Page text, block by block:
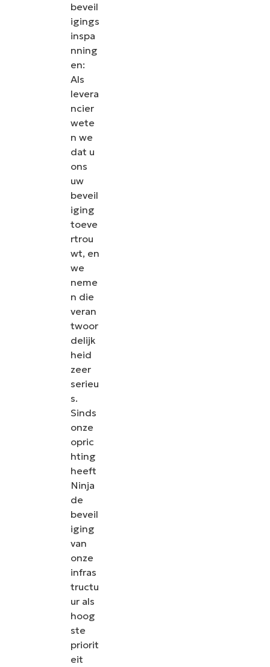
beveil
igings
inspa
nning
en:
Als
levera
ncier
wete
n we
dat u
ons
uw
beveil
iging
toeve
rtrou
wt, en
we
neme
n die
veran
twoor
delijk
heid
zeer
serieu
s.
Sinds
onze
opric
hting
heeft
Ninja
de
beveil
iging
van
onze
infras
tructu
ur als
hoog
ste
priorit
eit